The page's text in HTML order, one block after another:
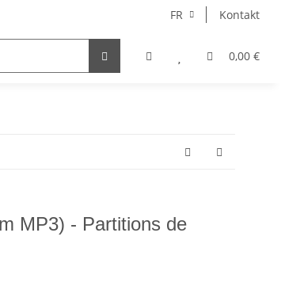
FR Kontakt
0,00 €
Chant Autoren
MP3) - Partitions de